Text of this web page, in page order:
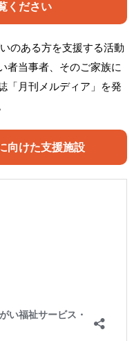
ください
のある方を支援する活動
者当事者、そのご家族に
「月刊メルディア」を発
向けた支援施設